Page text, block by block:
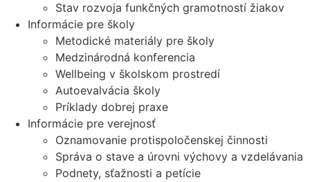
Stav rozvoja funkčných gramotností žiakov
Informácie pre školy
Metodické materiály pre školy
Medzinárodná konferencia
Wellbeing v školskom prostredí
Autoevalvácia školy
Príklady dobrej praxe
Informácie pre verejnosť
Oznamovanie protispoločenskej činnosti
Správa o stave a úrovni výchovy a vzdelávania
Podnety, sťažnosti a petície